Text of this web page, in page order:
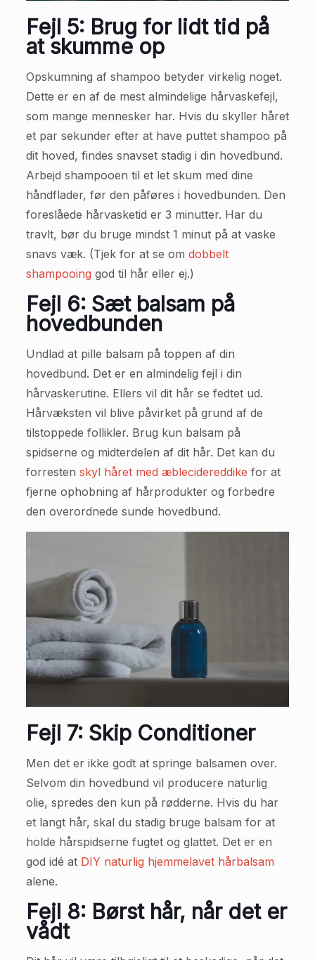
Fejl 5: Brug for lidt tid på
at skumme op
Opskumning af shampoo betyder virkelig noget.
Dette er en af de mest almindelige hårvaskefejl,
som mange mennesker har. Hvis du skyller håret
et par sekunder efter at have puttet shampoo på
dit hoved, findes snavset stadig i din hovedbund.
Arbejd shampooen til et let skum med dine
håndflader, før den påføres i hovedbunden. Den
foreslåede hårvasketid er 3 minutter. Har du
travlt, bør du bruge mindst 1 minut på at vaske
snavs væk. (Tjek for at se om dobbelt
shampooing god til hår eller ej.)
Fejl 6: Sæt balsam på
hovedbunden
Undlad at pille balsam på toppen af din
hovedbund. Det er en almindelig fejl i din
hårvaskerutine. Ellers vil dit hår se fedtet ud.
Hårvæksten vil blive påvirket på grund af de
tilstoppede follikler. Brug kun balsam på
spidserne og midterdelen af dit hår. Det kan du
forresten skyl håret med æblecidereddike for at
fjerne ophobning af hårprodukter og forbedre
den overordnede sunde hovedbund.
Fejl 7: Skip Conditioner
Men det er ikke godt at springe balsamen over.
Selvom din hovedbund vil producere naturlig
olie, spredes den kun på rødderne. Hvis du har
et langt hår, skal du stadig bruge balsam for at
holde hårspidserne fugtet og glattet. Det er en
god idé at DIY naturlig hjemmelavet hårbalsam
alene.
Fejl 8: Børst hår, når det er
vådt